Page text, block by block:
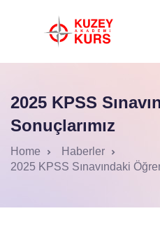
2025 KPSS
Sonuçlarımız
Home
Haberler
2025 KPSS Sınavındaki